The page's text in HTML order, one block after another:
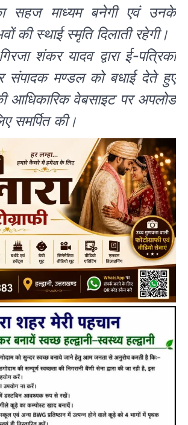
सहज माध्यम बनेगी एवं उनके
की स्थाई स्मृति दिलाती रहेगी।
शंकर यादव द्वारा ई-पत्रिका
संपादक मण्डल को बधाई देते हुए
आधिकारिक वेबसाइट पर अपलोड
समर्पित की।